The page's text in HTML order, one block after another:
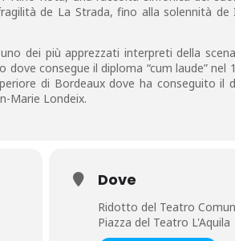
de La Strada, fino alla solennità de
dei più apprezzati interpreti della
consegue il diploma “cum laude” nel
di Bordeaux dove ha conseguito il
Marie Londeix.
Dove
Ridotto del Teatro
Piazza del Teatro L'Aquila